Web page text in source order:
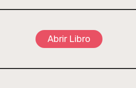
Abrir Libro